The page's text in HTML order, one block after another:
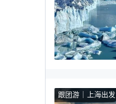
跟团游 上海出发